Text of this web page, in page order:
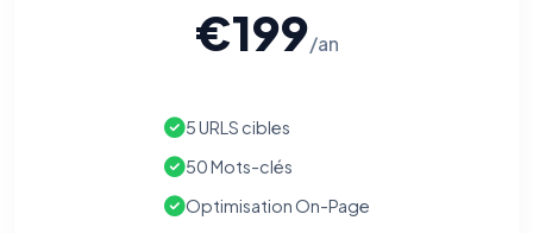
€199/an
5 URLS cibles
50 Mots-clés
Optimisation On-Page